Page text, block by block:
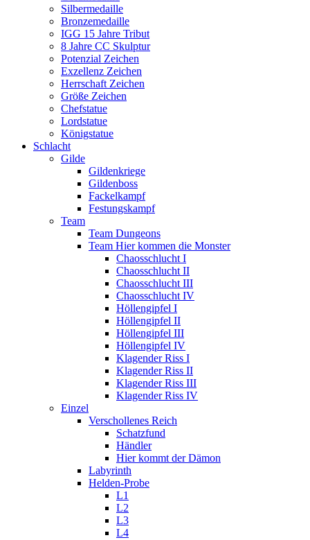
Silbermedaille
Bronzemedaille
IGG 15 Jahre Tribut
8 Jahre CC Skulptur
Potenzial Zeichen
Exzellenz Zeichen
Herrschaft Zeichen
Größe Zeichen
Chefstatue
Lordstatue
Königstatue
Schlacht
Gilde
Gildenkriege
Gildenboss
Fackelkampf
Festungskampf
Team
Team Dungeons
Team Hier kommen die Monster
Chaosschlucht I
Chaosschlucht II
Chaosschlucht III
Chaosschlucht IV
Höllengipfel I
Höllengipfel II
Höllengipfel III
Höllengipfel IV
Klagender Riss I
Klagender Riss II
Klagender Riss III
Klagender Riss IV
Einzel
Verschollenes Reich
Schatzfund
Händler
Hier kommt der Dämon
Labyrinth
Helden-Probe
L1
L2
L3
L4